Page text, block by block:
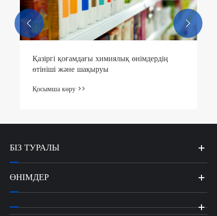
Қазіргі қоғамдағы химиялық өнімдердің
өтініші және шақыруы
Қосымша көру >>
 
БІЗ ТУРАЛЫ
ӨНІМДЕР